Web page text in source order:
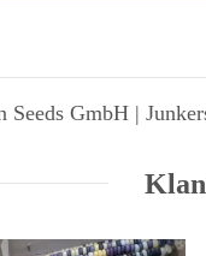
GmbH |